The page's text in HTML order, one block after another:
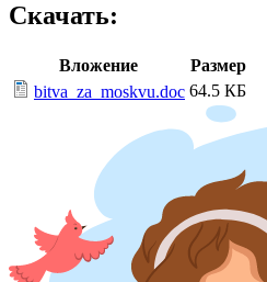
Скачать:
Вложение
Размер
bitva_za_moskvu.doc 64.5 КБ